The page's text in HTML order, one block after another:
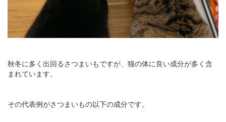
秋冬に多く出回るさつまいもですが、猫の体に良い成分が多く含
まれています。
その代表例がさつまいもの以下の成分です。